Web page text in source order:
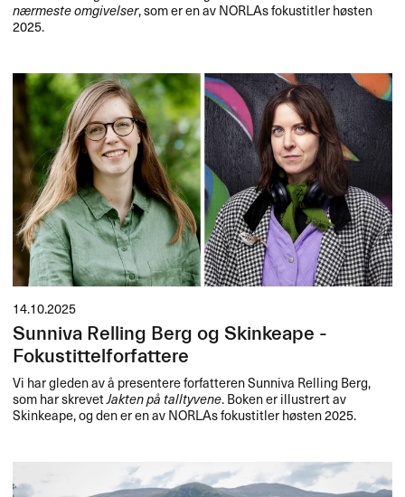
nærmeste omgivelser, som er en av NORLAs fokustitler høsten
2025.
14.10.2025
Sunniva Relling Berg og Skinkeape -
Fokustittelforfattere
Vi har gleden av å presentere forfatteren Sunniva Relling Berg,
som har skrevetJakten på talltyvene. Boken er illustrert av
Skinkeape, og den er en av NORLAs fokustitler høsten 2025.